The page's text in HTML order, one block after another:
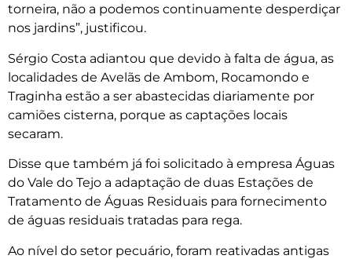
torneira, não a podemos continuamente desperdiçar
nos jardins”, justificou.
Sérgio Costa adiantou que devido à falta de água, as
localidades de Avelãs de Ambom, Rocamondo e
Traginha estão a ser abastecidas diariamente por
camiões cisterna, porque as captações locais
secaram.
Disse que também já foi solicitado à empresa Águas
do Vale do Tejo a adaptação de duas Estações de
Tratamento de Águas Residuais para fornecimento
de águas residuais tratadas para rega.
Ao nível do setor pecuário, foram reativadas antigas